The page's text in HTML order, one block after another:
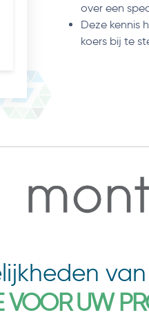
over een
Deze kennis
koers bij te
VOOR UW